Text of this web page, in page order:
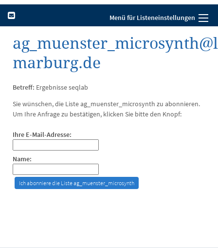
Menü für Listeneinstellungen
marburg.de
Betreff: Ergebnisse seqlab
Sie wünschen, die Liste ag_muenster_microsynth zu abonnieren.
Um Ihre Anfrage zu bestätigen, klicken Sie bitte den Knopf:
Ihre E-Mail-Adresse:
Name: